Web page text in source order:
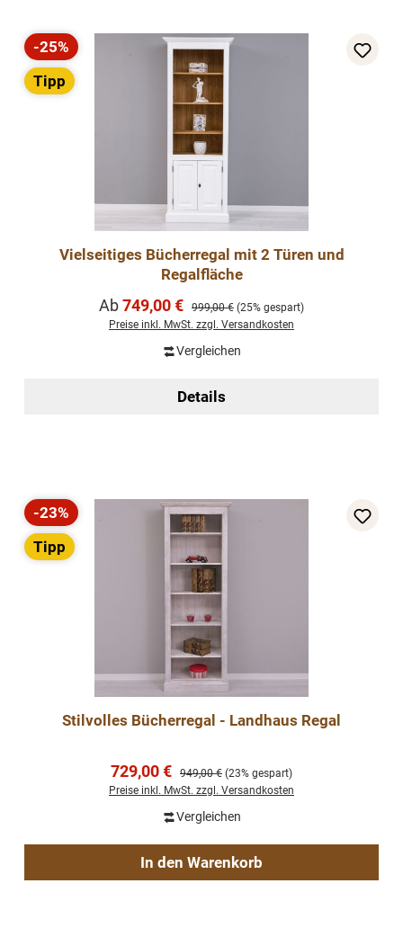
Rabatt
-25%
Tipp
Vielseitiges Bücherregal mit 2 Türen und
Regalfläche
Verkaufspreis:
Ab749,00 € Regulärer Preis:
999,00 € (25% gespart)
Preise inkl. MwSt. zzgl. Versandkosten
Vergleichen
Details
Rabatt
-23%
Tipp
Stilvolles Bücherregal - Landhaus Regal
Verkaufspreis:
729,00 € Regulärer Preis:
949,00 € (23% gespart)
Preise inkl. MwSt. zzgl. Versandkosten
Vergleichen
In den Warenkorb